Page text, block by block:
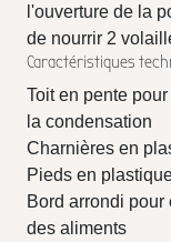
l'ouverture de la
de nourrir 2
Caractéristiques
Toit en pente
la condensation
Charnières en
Pieds en
Bord arrondi
des aliments